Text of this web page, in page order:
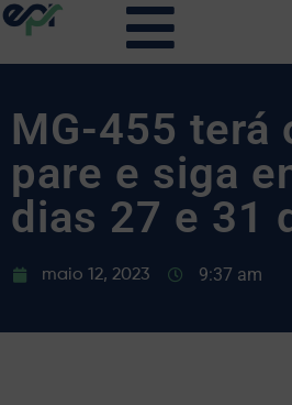
MG-455 terá
pare e siga
dias 27 e 31
maio 12, 2023 9:37 am